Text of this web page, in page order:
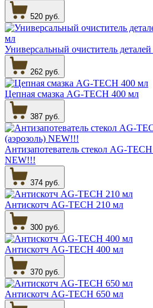
520 руб.
Универсальный очиститель
262 руб.
Цепная смазка AG-TECH 400 мл
387 руб.
Антизапотеватель стекол AG-
NEW!!!
374 руб.
Антискотч AG-TECH 210 мл
300 руб.
Антискотч AG-TECH 400 мл
370 руб.
Антискотч AG-TECH 650 мл